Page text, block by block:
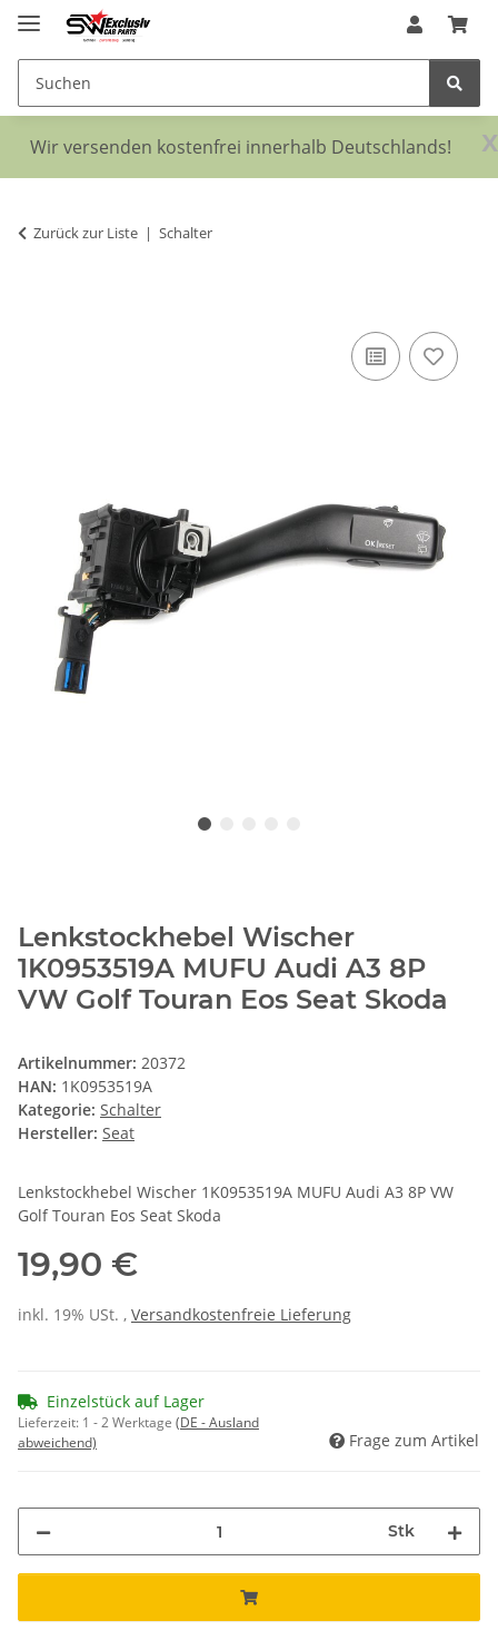
x
Wir versenden kostenfrei innerhalb Deutschlands!
Zurück zur Liste Schalter
Lenkstockhebel Wischer
1K0953519A MUFU Audi A3 8P
VW Golf Touran Eos Seat Skoda
Artikelnummer: 20372
HAN: 1K0953519A
Kategorie: Schalter
Hersteller: Seat
Lenkstockhebel Wischer 1K0953519A MUFU Audi A3 8P VW
Golf Touran Eos Seat Skoda
19,90 €
inkl. 19% USt. , Versandkostenfreie Lieferung
Einzelstück auf Lager
Lieferzeit: 1 - 2 Werktage (DE - Ausland
abweichend)
Frage zum Artikel
Stk